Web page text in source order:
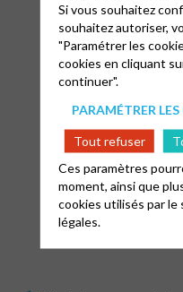
©
©
Si vous souhaitez
souhaitez autoriser,
"Paramétrer les
cookies en cliquant
continuer".
PARAMÉTRER
Tout refuser
Ces paramètres
moment, ainsi que
cookies utilisés par le
légales.